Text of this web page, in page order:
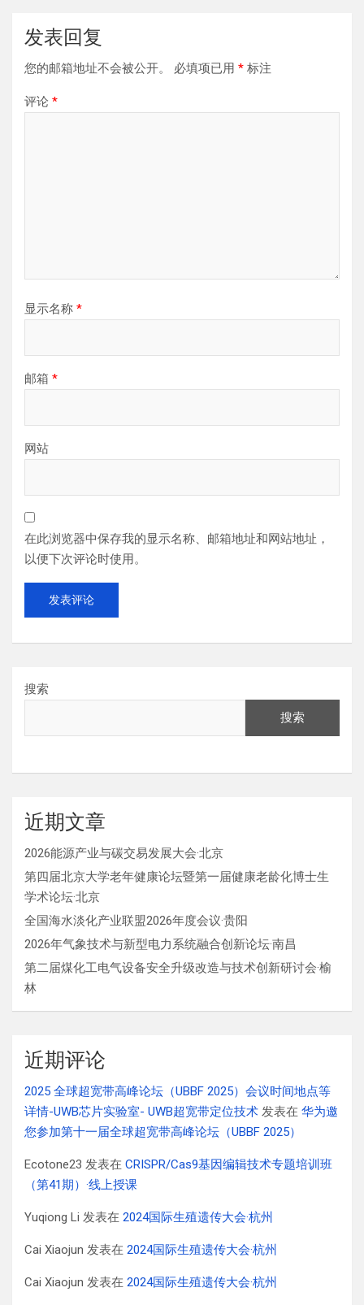
发表回复
您的邮箱地址不会被公开。 必填项已用 * 标注
评论 *
显示名称 *
邮箱 *
网站
在此浏览器中保存我的显示名称、邮箱地址和网站地址，
以便下次评论时使用。
搜索
搜索
近期文章
2026能源产业与碳交易发展大会·北京
第四届北京大学老年健康论坛暨第一届健康老龄化博士生
学术论坛·北京
全国海水淡化产业联盟2026年度会议·贵阳
2026年气象技术与新型电力系统融合创新论坛·南昌
第二届煤化工电气设备安全升级改造与技术创新研讨会·榆
林
近期评论
2025 全球超宽带高峰论坛（UBBF 2025）会议时间地点等
详情-UWB芯片实验室- UWB超宽带定位技术 发表在 华为邀
您参加第十一届全球超宽带高峰论坛（UBBF 2025）
Ecotone23 发表在 CRISPR/Cas9基因编辑技术专题培训班
（第41期）·线上授课
Yuqiong Li 发表在 2024国际生殖遗传大会·杭州
Cai Xiaojun 发表在 2024国际生殖遗传大会·杭州
Cai Xiaojun 发表在 2024国际生殖遗传大会·杭州